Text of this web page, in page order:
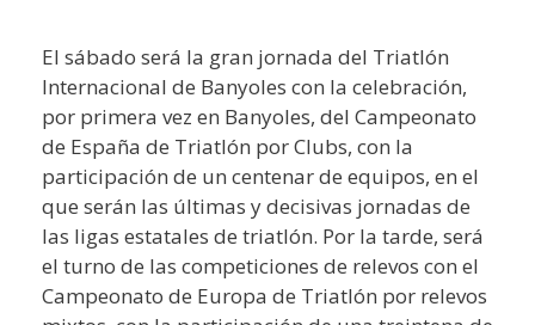
El sábado será la gran jornada del Triatlón
Internacional de Banyoles con la celebración,
por primera vez en Banyoles, del Campeonato
de España de Triatlón por Clubs, con la
participación de un centenar de equipos, en el
que serán las últimas y decisivas jornadas de
las ligas estatales de triatlón. Por la tarde, será
el turno de las competiciones de relevos con el
Campeonato de Europa de Triatlón por relevos